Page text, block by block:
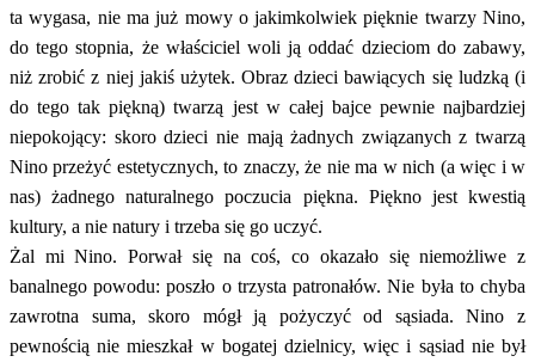
ta wygasa, nie ma już mowy o jakimkolwiek pięknie twarzy Nino,
do tego stopnia, że właściciel woli ją oddać dzieciom do zabawy,
niż zrobić z niej jakiś użytek. Obraz dzieci bawiących się ludzką (i
do tego tak piękną) twarzą jest w całej bajce pewnie najbardziej
niepokojący: skoro dzieci nie mają żadnych związanych z twarzą
Nino przeżyć estetycznych, to znaczy, że nie ma w nich (a więc i w
nas) żadnego naturalnego poczucia piękna. Piękno jest kwestią
kultury, a nie natury i trzeba się go uczyć.
Żal mi Nino. Porwał się na coś, co okazało się niemożliwe z
banalnego powodu: poszło o trzysta patronałów. Nie była to chyba
zawrotna suma, skoro mógł ją pożyczyć od sąsiada. Nino z
pewnością nie mieszkał w bogatej dzielnicy, więc i sąsiad nie był